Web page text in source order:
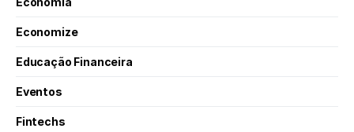
Economize
Educação Financeira
Eventos
Fintechs